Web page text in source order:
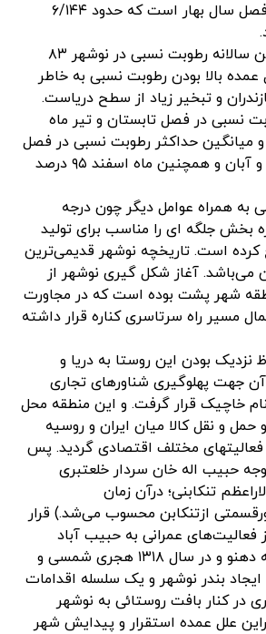
ریزد و کم بارانترین فصل سال بهار است که حدود ۶/۱۴۴
رطوبت نسبی میانگین سالانه رطوبت نسبی در نوشهر ۸۳
بالا بودن رطوبت نسبی به خاطر
و تبخیر زیاد از سطح دریاست.
نسبی در فصل تابستان و تیر ماه
است و میانگین حداکثر رطوبت نسبی در فصل
پاییز و ماه های مهر و آبان و همچنین ماه اسفند ۹۵ درصد
به همراه عوامل دیگر چون درجه
بخش جلگه ای را مناسب برای تولید
است. تاریخچه نوشهر قدیمی‌ترین
آغاز شکل گیری نوشهر از
شهر پشت بوده است که در مجاورت
مسیر راه سرتاسری کناره قرار داشته
نزدیک بودن این روستا به دریا و
جهت پهلوگیری شناورهای تجاری
خاچیک قرار گرفت. و این منطقه محل
حمل و نقل کالا میان ایران و روسیه
مختلف اقتصادی گردید. پس
حبیب اله خان سردار خلعتبری
تنکابنی؛ درآن زمان
ازتنکابن محسوب می‌شد.) قرار
عمرانی به حبیب آباد
معروف شد سپس به دهنو و در سال ۱۳۱۸ هجری شمسی و
ایجاد بندر نوشهر و یک سلسله اقدامات
در کنار بافت روستائی به نوشهر
علل عمده استقرار و پیدایش شهر